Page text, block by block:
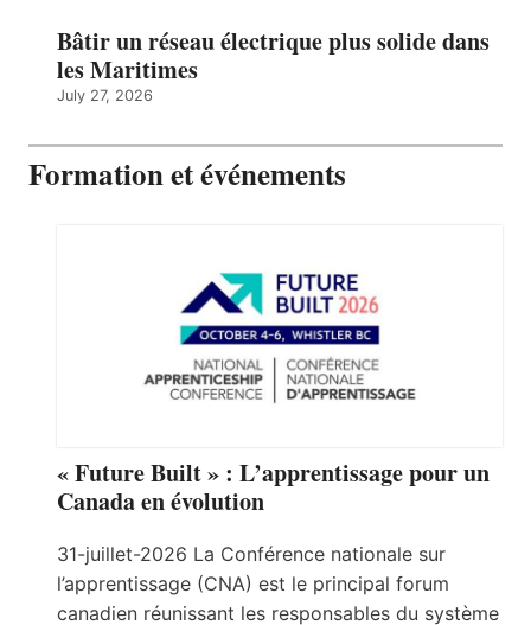
Bâtir un réseau électrique plus solide dans
les Maritimes
July 27, 2026
Formation et événements
« Future Built » : L’apprentissage pour un
Canada en évolution
31-juillet-2026 La Conférence nationale sur
l’apprentissage (CNA) est le principal forum
canadien réunissant les responsables du système